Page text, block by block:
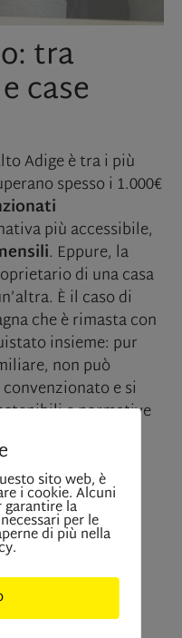
tra
case
Adige è tra i più
spesso i 1.000€
più accessibile,
. Eppure, la
di una casa
È il caso di
che è rimasta con
insieme: pur
non può
e si
e normative
non
per proteggere i
nelle
coppie che
sito web, è
i cookie. Alcuni
garantire la
per le
di più nella